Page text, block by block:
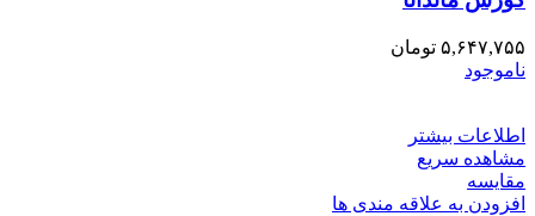
۵,۶۴۷,۷۵۵ تومان
ناموجود
اطلاعات بیشتر
مشاهده سریع
مقایسه
افزودن به علاقه مندی ها